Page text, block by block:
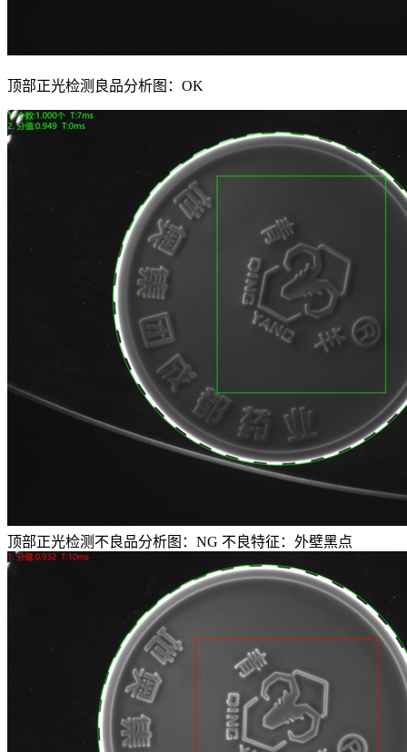
顶部正光检测良品分析图：OK
顶部正光检测不良品分析图：NG 不良特征：外壁黑点